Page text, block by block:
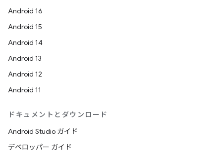
Android 16
Android 15
Android 14
Android 13
Android 12
Android 11
ドキュメントとダウンロード
Android Studio ガイド
デベロッパー ガイド